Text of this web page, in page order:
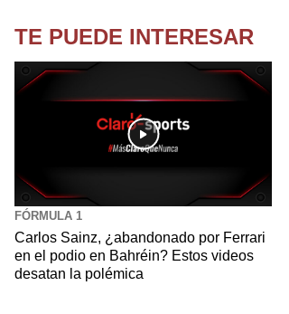
TE PUEDE INTERESAR
FÓRMULA 1
Carlos Sainz, ¿abandonado por Ferrari
en el podio en Bahréin? Estos videos
desatan la polémica